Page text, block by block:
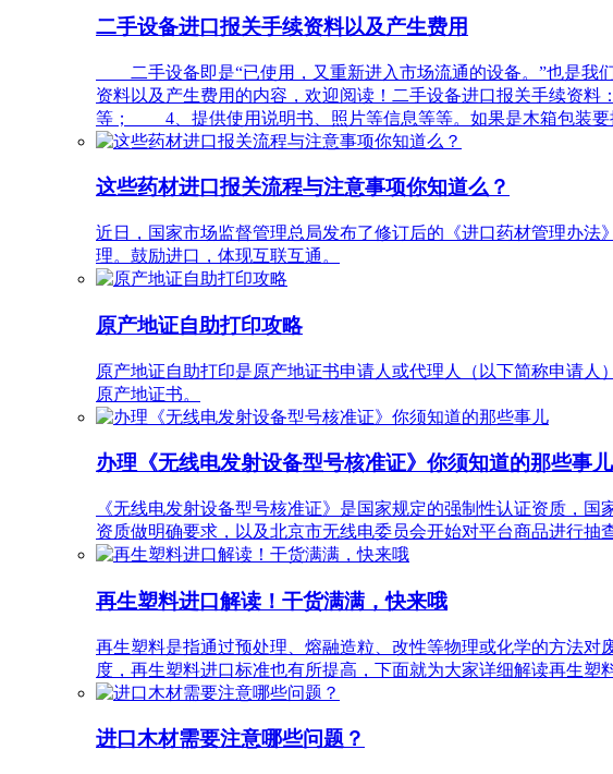
二手设备进口报关手续资料以及产生费用
二手设备即是“已使用，又重新进入市场流通的设备。”也是我
资料以及产生费用的内容，欢迎阅读！二手设备进口报关手
等； 4、提供使用说明书、照片等信息等等。如果是木箱包装要
这些药材进口报关流程与注意事项你知道么？
近日，国家市场监督管理总局发布了修订后的《进口药材管理办法
理。鼓励进口，体现互联互通。
原产地证自助打印攻略
原产地证自助打印是原产地证书申请人或代理人（以下简称申请
原产地证书。
办理《无线电发射设备型号核准证》你须知道的那些事儿
《无线电发射设备型号核准证》是国家规定的强制性认证资质，
资质做明确要求，以及北京市无线电委员会开始对平台商品进行抽
再生塑料进口解读！干货满满，快来哦
再生塑料是指通过预处理、熔融造粒、改性等物理或化学的方法
度，再生塑料进口标准也有所提高，下面就为大家详细解读再生塑
进口木材需要注意哪些问题？